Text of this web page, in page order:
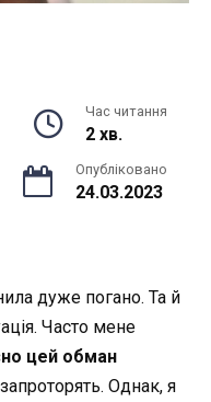
Час читання
2 хв.
Опубліковано
24.03.2023
дуже погано. Та й
Часто мене
цей обман
Однак, я